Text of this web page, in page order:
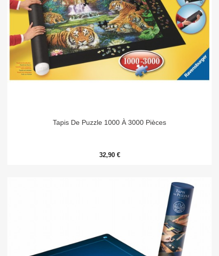
Tapis De Puzzle 1000 À 3000 Pièces
32,90 €